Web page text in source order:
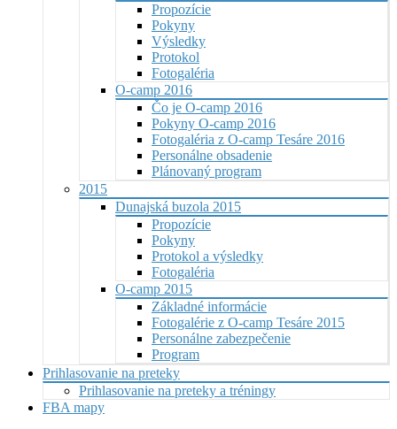
Propozície
Pokyny
Výsledky
Protokol
Fotogaléria
O-camp 2016
Čo je O-camp 2016
Pokyny O-camp 2016
Fotogaléria z O-camp Tesáre 2016
Personálne obsadenie
Plánovaný program
2015
Dunajská buzola 2015
Propozície
Pokyny
Protokol a výsledky
Fotogaléria
O-camp 2015
Základné informácie
Fotogalérie z O-camp Tesáre 2015
Personálne zabezpečenie
Program
Prihlasovanie na preteky
Prihlasovanie na preteky a tréningy
FBA mapy